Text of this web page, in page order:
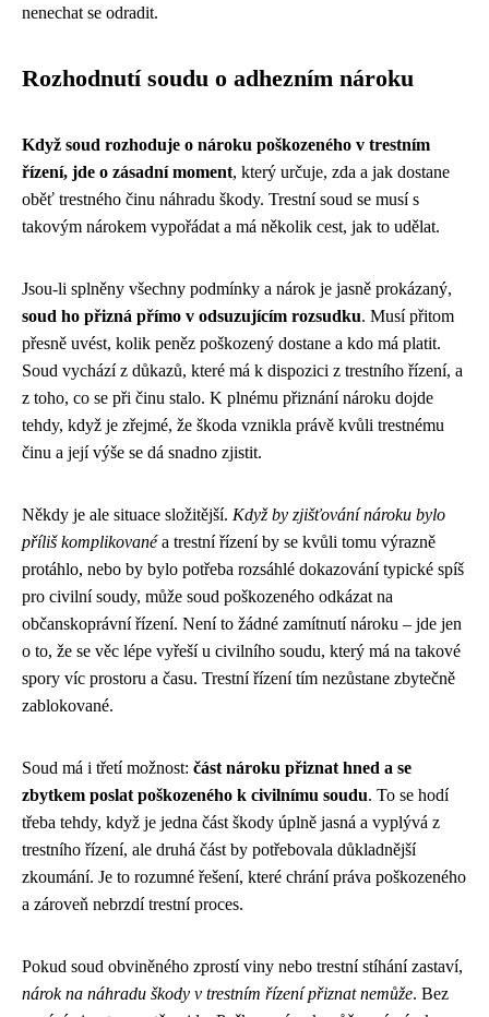
nenechat se odradit.
Rozhodnutí soudu o adhezním nároku
Když soud rozhoduje o nároku poškozeného v trestním
řízení, jde o zásadní moment, který určuje, zda a jak dostane
oběť trestného činu náhradu škody. Trestní soud se musí s
takovým nárokem vypořádat a má několik cest, jak to udělat.
Jsou-li splněny všechny podmínky a nárok je jasně prokázaný,
soud ho přizná přímo v odsuzujícím rozsudku. Musí přitom
přesně uvést, kolik peněz poškozený dostane a kdo má platit.
Soud vychází z důkazů, které má k dispozici z trestního řízení, a
z toho, co se při činu stalo. K plnému přiznání nároku dojde
tehdy, když je zřejmé, že škoda vznikla právě kvůli trestnému
činu a její výše se dá snadno zjistit.
Někdy je ale situace složitější. Když by zjišťování nároku bylo
příliš komplikovanéa trestní řízení by se kvůli tomu výrazně
protáhlo, nebo by bylo potřeba rozsáhlé dokazování typické spíš
pro civilní soudy, může soud poškozeného odkázat na
občanskoprávní řízení. Není to žádné zamítnutí nároku – jde jen
o to, že se věc lépe vyřeší u civilního soudu, který má na takové
spory víc prostoru a času. Trestní řízení tím nezůstane zbytečně
zablokované.
Soud má i třetí možnost: část nároku přiznat hned a se
zbytkem poslat poškozeného k civilnímu soudu. To se hodí
třeba tehdy, když je jedna část škody úplně jasná a vyplývá z
trestního řízení, ale druhá část by potřebovala důkladnější
zkoumání. Je to rozumné řešení, které chrání práva poškozeného
a zároveň nebrzdí trestní proces.
Pokud soud obviněného zprostí viny nebo trestní stíhání zastaví,
nárok na náhradu škody v trestním řízení přiznat nemůže. Bez